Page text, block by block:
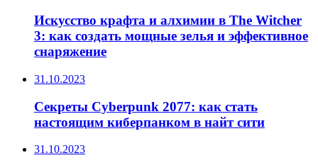
Искусство крафта и алхимии в The Witcher
3: как создать мощные зелья и эффективное
снаряжение
31.10.2023
Секреты Cyberpunk 2077: как стать
настоящим киберпанком в найт сити
31.10.2023